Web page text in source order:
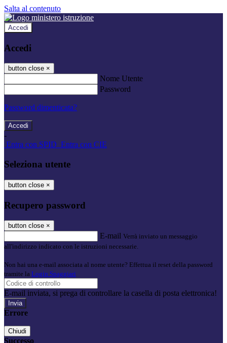
Salta al contenuto
Accedi
Accedi
button close ×
Nome Utente
Password
Password dimenticata?
-
Entra con SPID Entra con CIE
Seleziona utente
button close ×
Recupero password
button close ×
E-mail Verrà inviato un messaggio
all'indirizzo indicato con le istruzioni necessarie.
Non hai una e-mail associata al nome utente? Effettua il reset della password
tramite la Login Spaggiari
E-mail inviata, si prega di controllare la casella di posta elettronica!
Errore
Chiudi
Successo